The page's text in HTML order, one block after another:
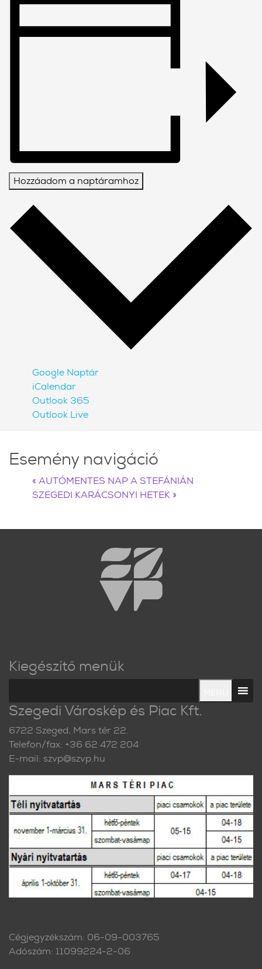
Hozzáadom a naptáramhoz
Google Naptár
iCalendar
Outlook 365
Outlook Live
Esemény navigáció
« AUTÓMENTES NAP A STEFÁNIÁN
SZEGEDI KARÁCSONYI HETEK »
Kiegészítő menük
Szegedi Városkép és Piac Kft.
6722 Szeged, Mars tér 22.
Telefon/fax: +36 62 472 204
E-mail: szvp@szvp.hu
Cégjegyzékszám: 06-09-003765
Adószám: 11099224-2-06